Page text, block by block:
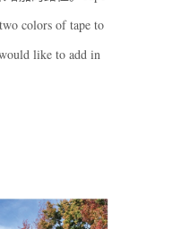
colors of tape to
like to add in